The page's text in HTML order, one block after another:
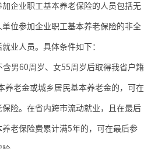
企业职工基本养老保险的人员包括无
位参加企业职工基本养老保险的非全
业人员。具体条件如下：
含男60周岁、女55周岁后取得我省户籍
养老金或城乡居民基本养老金的，可在
险。在省内跨市流动就业，且在最后
老保险费累计满5年的，可在最后参